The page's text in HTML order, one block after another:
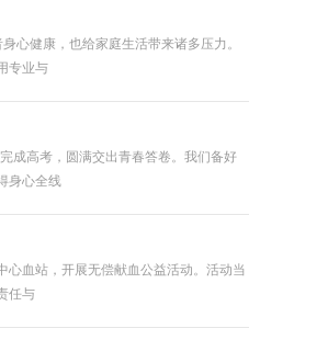
心健康，也给家庭生活带来诸多压力。
专业与
成高考，圆满交出青春答卷。我们备好
身心全线
血站，开展无偿献血公益活动。活动当
任与